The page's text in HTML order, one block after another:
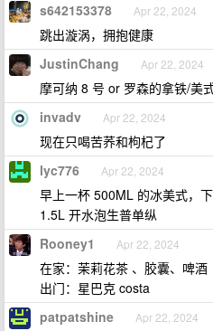
s642153378 Apr 22, 2024
跳出漩涡，拥抱健康
JustinChang Apr 22, 2024
摩可纳 8 号 or 罗森的拿铁/美
invadv Apr 22, 2024
现在只喝苦荞和枸杞了
lyc776 Apr 22, 2024
早上一杯 500ML 的冰美式，
1.5L 开水泡生普单纵
Rooney1 Apr 22, 2024
在家：茉莉花茶 、胶囊、啤酒
出门：星巴克 costa
patpatshine Apr 22, 2024